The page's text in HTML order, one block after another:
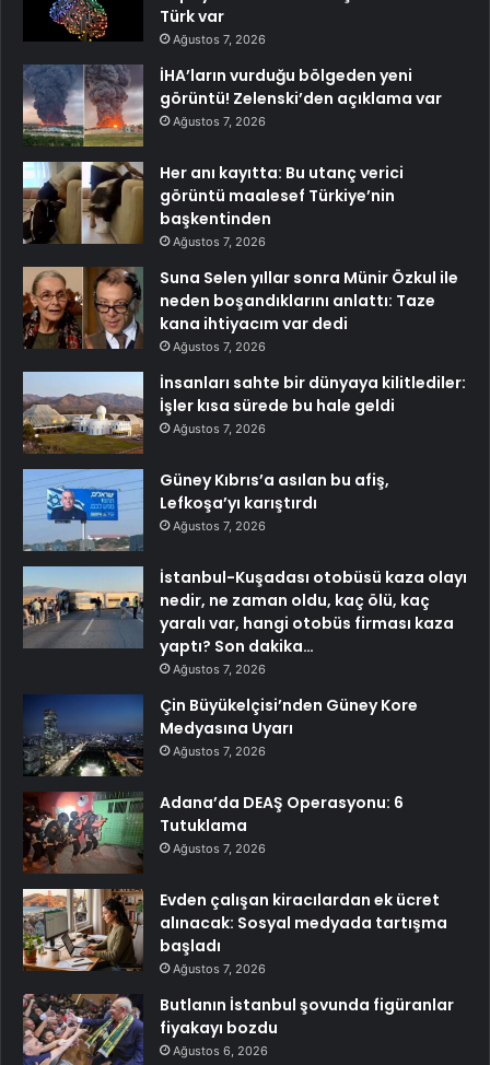
Türk var
Ağustos 7, 2026
İHA’ların vurduğu bölgeden yeni
görüntü! Zelenski’den açıklama var
Ağustos 7, 2026
Her anı kayıtta: Bu utanç verici
görüntü maalesef Türkiye’nin
başkentinden
Ağustos 7, 2026
Suna Selen yıllar sonra Münir Özkul ile
neden boşandıklarını anlattı: Taze
kana ihtiyacım var dedi
Ağustos 7, 2026
İnsanları sahte bir dünyaya kilitlediler:
İşler kısa sürede bu hale geldi
Ağustos 7, 2026
Güney Kıbrıs’a asılan bu afiş,
Lefkoşa’yı karıştırdı
Ağustos 7, 2026
İstanbul-Kuşadası otobüsü kaza olayı
nedir, ne zaman oldu, kaç ölü, kaç
yaralı var, hangi otobüs firması kaza
yaptı? Son dakika…
Ağustos 7, 2026
Çin Büyükelçisi’nden Güney Kore
Medyasına Uyarı
Ağustos 7, 2026
Adana’da DEAŞ Operasyonu: 6
Tutuklama
Ağustos 7, 2026
Evden çalışan kiracılardan ek ücret
alınacak: Sosyal medyada tartışma
başladı
Ağustos 7, 2026
Butlanın İstanbul şovunda figüranlar
fiyakayı bozdu
Ağustos 6, 2026